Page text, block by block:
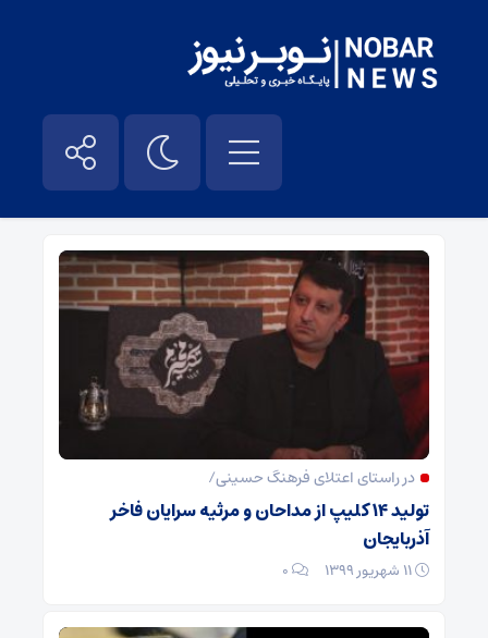
عزاداری محرم – نوبر نیوز
در راستای اعتلای فرهنگ حسینی/
تولید ۱۴ کلیپ از مداحان و مرثیه سرایان فاخر
آذربایجان
۰